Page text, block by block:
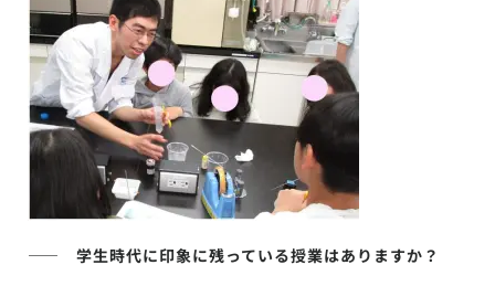
—— 学生時代に印象に残っている授業はありますか？